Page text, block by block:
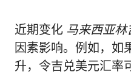
近期变化 马来西亚林
因素影响。例如，如
升，令吉兑美元汇率